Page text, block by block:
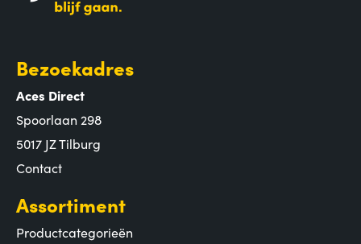
Bezoekadres
Aces Direct
Spoorlaan 298
5017 JZ Tilburg
Contact
Assortiment
Productcategorieën